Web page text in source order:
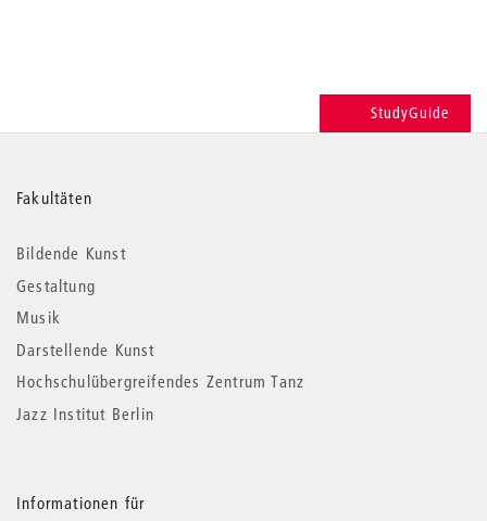
StudyGuide
Weitere
Informationen
Fakultäten
Bildende Kunst
Gestaltung
Musik
Darstellende Kunst
Hochschulübergreifendes Zentrum Tanz
Jazz Institut Berlin
Informationen für